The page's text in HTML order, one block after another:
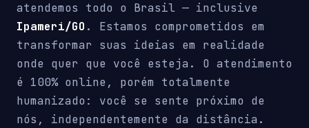
atendemos todo o Brasil — inclusive
Ipameri/GO . Estamos comprometidos em
transformar suas ideias em realidade
onde quer que você esteja. O atendimento
é 100% online, porém totalmente
humanizado: você se sente próximo de
nós, independentemente da distância.